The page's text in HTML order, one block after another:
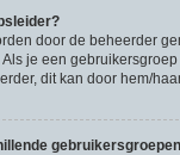
door de beheerder
je een
dit kan door hem/